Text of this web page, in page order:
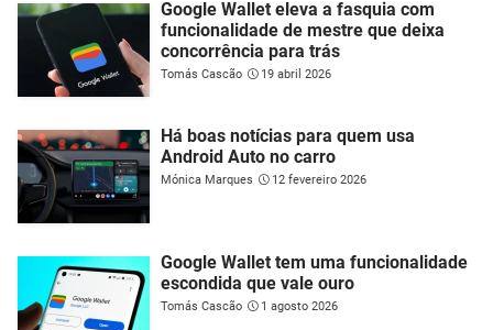
Google Wallet eleva a fasquia com
funcionalidade de mestre que deixa
concorrência para trás
Tomás Cascão 19 abril 2026
Há boas notícias para quem usa
Android Auto no carro
Mónica Marques 12 fevereiro 2026
Google Wallet tem uma funcionalidade
escondida que vale ouro
Tomás Cascão 1 agosto 2026